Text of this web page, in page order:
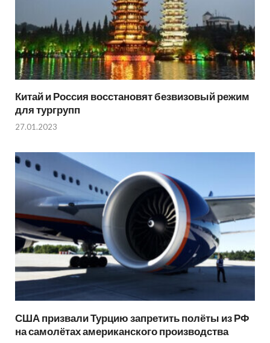
Китай и Россия восстановят безвизовый режим
для тургрупп
27.01.2023
США призвали Турцию запретить полёты из РФ
на самолётах американского производства